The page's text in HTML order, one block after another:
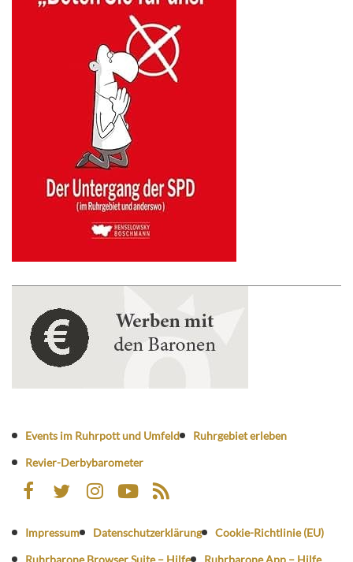
Events im Ruhrpott und Umfeld
Ruhrgebiet erleben
Revier-Derbybarometer
Impressum Datenschutzerklärung
Cookie-Richtlinie (EU)
Ruhrbarone Browser Suite – Hilfe
Ruhrbarone App – Hilfe